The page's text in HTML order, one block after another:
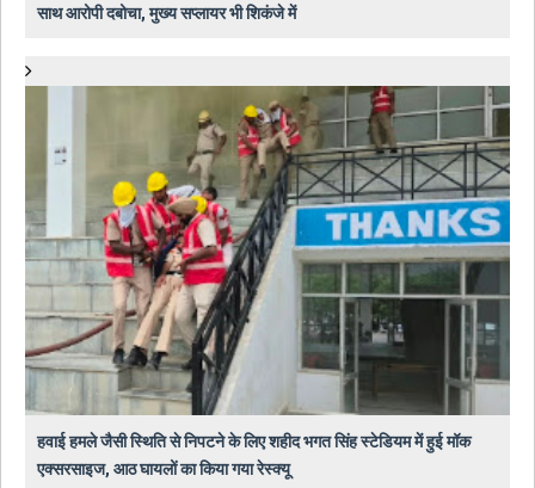
साथ आरोपी दबोचा, मुख्य सप्लायर भी शिकंजे में
हवाई हमले जैसी स्थिति से निपटने के लिए शहीद भगत सिंह स्टेडियम में हुई मॉक
एक्सरसाइज, आठ घायलों का किया गया रेस्क्यू